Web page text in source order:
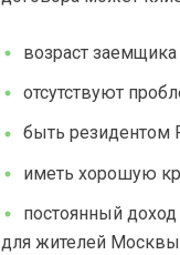
возраст
отсутствуют
быть резидентом
иметь хорошую
постоянный
для жителей Москвы